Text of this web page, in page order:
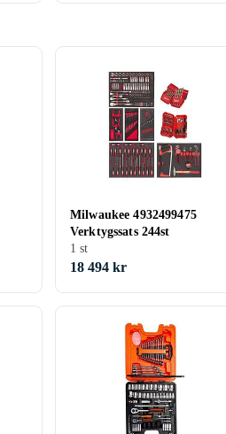
Milwaukee 4932499475
Verktygssats 244st
1 st
18 494 kr